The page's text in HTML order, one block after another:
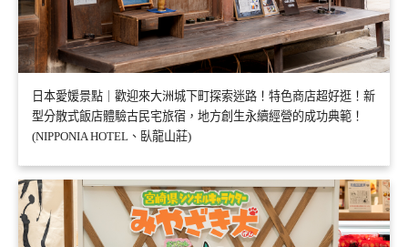
日本愛媛景點｜歡迎來大洲城下町探索迷路！特色商店超好逛！新
型分散式飯店體驗古民宅旅宿，地方創生永續經營的成功典範！
(NIPPONIA HOTEL、臥龍山莊)